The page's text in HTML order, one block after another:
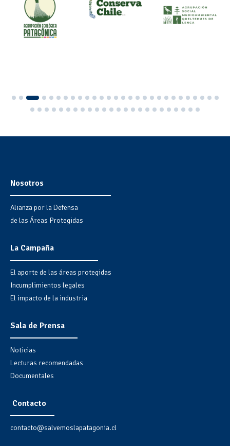
Nosotros
Alianza por la Defensa
de las Áreas Protegidas
La Campaña
El aporte de las áreas protegidas
Incumplimientos legales
El impacto de la industria
Sala de Prensa
Noticias
Lecturas recomendadas
Documentales
Contacto
contacto@salvemoslapatagonia.cl